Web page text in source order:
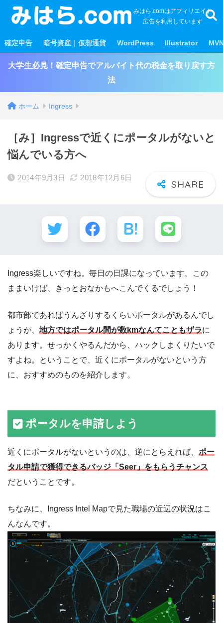
みはら.comはアフィリエイト
広告を利用しています
確定申告 暗号資産｜仮想通貨 WordPress Illustrator
大学生必見！確定申告でアルバイト代の税金を取り戻す方
法
ホーム Ingress
［み］Ingressで近くにポータルがないと
悩んでいる方へ
2014年9月3日 2018年12月6日
Ingress楽しいですね。毎日の日課になっています。この
ままいけば、きっとおなかもへこんでくるでしょう！
都市部であればうんざりするくらいポータルがあるんでし
ょうが、 地方ではポータル間が数kmなんてこともザラに
あります。せっかくやるんだから、ハックしまくりたいで
すよね。ということで、近くにポータルがないという方
に、おすすめのものを紹介します。
ポータルを申請しよう
近くにポータルがないというのは、逆にとらえれば、 ポー
タル申請で獲得できるバッジ「Seer」をもらうチャンス
だということです。
ちなみに、Ingress Intel Mapで見た職場の近辺の状況はこ
んなんです。